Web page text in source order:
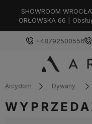
SHOWROOM
ORŁOWSKA 66 |
+48792500556
Arcydom Dywany